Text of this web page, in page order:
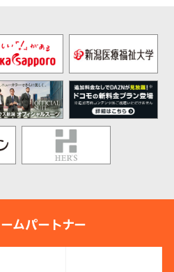
ムパートナー